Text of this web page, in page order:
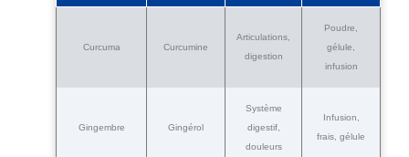
Curcuma Curcumine
Articulations,
digestion
Poudre,
gélule,
infusion
Gingembre Gingérol
Système
digestif,
douleurs
Infusion,
frais, gélule